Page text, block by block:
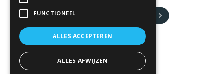
JA, HOU ME OP DE HOOGTE
FUNCTIONEEL
ALLES ACCEPTEREN
ALLES AFWIJZEN